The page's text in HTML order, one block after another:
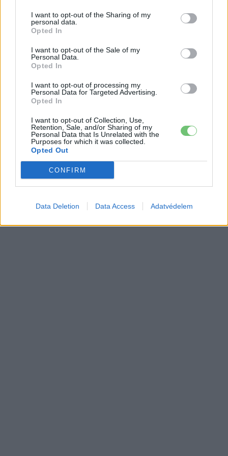
I want to opt-out of the Sharing of my
personal data.
Opted In
I want to opt-out of the Sale of my
Personal Data.
Opted In
I want to opt-out of processing my
Personal Data for Targeted Advertising.
Opted In
I want to opt-out of Collection, Use,
Retention, Sale, and/or Sharing of my
Personal Data that Is Unrelated with the
Purposes for which it was collected.
Opted Out
CONFIRM
Data Deletion Data Access Adatvédelem
Akkumulátor
150 milliárd eurót bukhat Európa, ha
nem szabadul a kínai akkumulátoroktól
Akkumulátor
2,4 millió eurós programba kezdtek a
gyártókat